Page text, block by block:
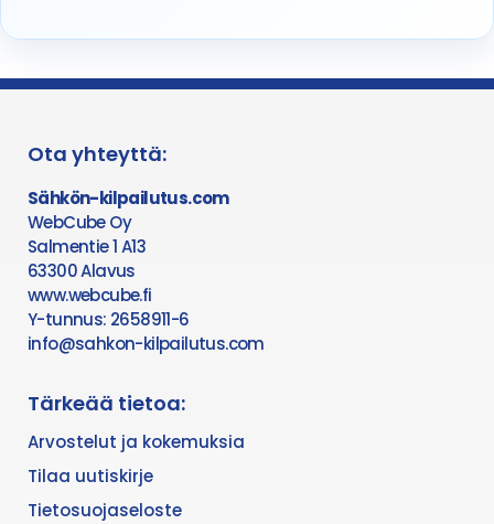
Ota yhteyttä:
Sähkön-kilpailutus.com
WebCube Oy
Salmentie 1 A13
63300 Alavus
www.webcube.fi
Y-tunnus: 2658911-6
info@sahkon-kilpailutus.com
Tärkeää tietoa:
Arvostelut ja kokemuksia
Tilaa uutiskirje
Tietosuojaseloste